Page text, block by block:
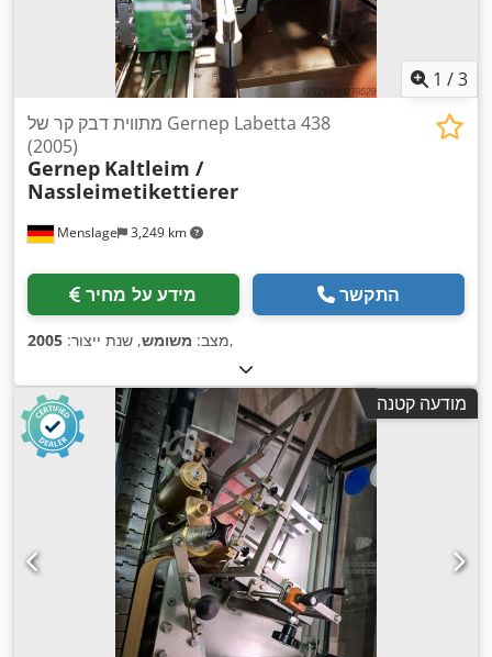
1 /3
Menslage 3,249 km
מתווית דבק קר של Gernep Labetta 438
(2005)
Gernep Kaltleim /
Nassleimetikettierer
מידע על מחיר התקשר
מצב: משומש, שנת ייצור: 2005 ,
מודעה קטנה